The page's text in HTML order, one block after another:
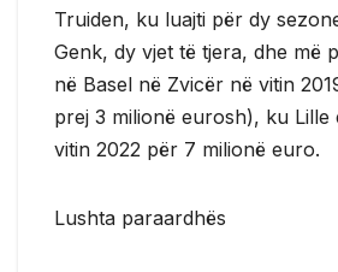
Truiden, ku luajti për dy
Genk, dy vjet të tjera, dhe më
në Basel në Zvicër në vitin
prej 3 milionë eurosh), ku Lille
vitin 2022 për 7 milionë euro.
Lushta paraardhës